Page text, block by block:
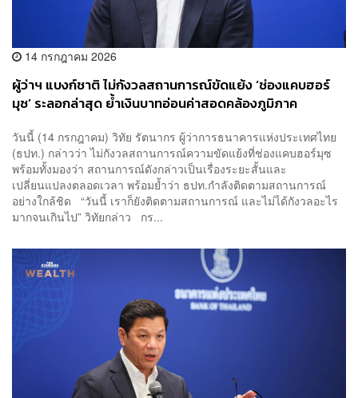
14 กรกฎาคม 2026
ผู้ว่าฯ แบงก์ชาติ ไม่กังวลสถานการณ์ขัดแย้ง ‘ช่องแคบฮอร์
มุซ’ ระลอกล่าสุด ย้ำเงินบาทอ่อนค่าสอดคล้องภูมิภาค
วันนี้ (14 กรกฎาคม) วิทัย รัตนากร ผู้ว่าการธนาคารแห่งประเทศไทย
(ธปท.) กล่าวว่า ไม่กังวลสถานการณ์ความขัดแย้งที่ช่องแคบฮอร์มุซ
พร้อมทั้งมองว่า สถานการณ์ดังกล่าวเป็นเรื่องระยะสั้นและ
เปลี่ยนแปลงตลอดเวลา พร้อมย้ำว่า ธปท.กำลังติดตามสถานการณ์
อย่างใกล้ชิด “วันนี้ เราก็ยังติดตามสถานการณ์ และไม่ได้กังวลอะไร
มากจนเกินไป” วิทัยกล่าว กร...